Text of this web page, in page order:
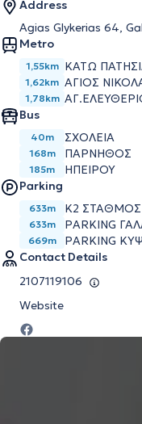
Address
Agias Glykerias 64,
Metro
1,55km ΚΑΤΩ
1,62km ΑΓΙΟΣ
1,78km
Bus
40m ΣΧΟΛΕΙΑ
168m ΠΑΡΝΗΘΟΣ
185m
ΗΠΕΙΡΟΥ
Parking
633m K2
633m PARKING
669m
PARKING
Contact Details
2107119106
Website